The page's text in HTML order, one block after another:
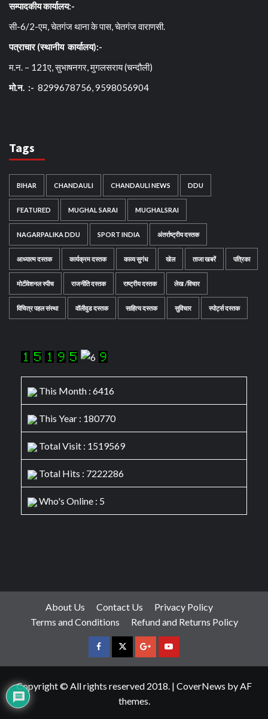
सम्पादकीय कार्यालय:-
सी-6/2-एम, चेतगंज थाना के पास, चेतगंज वाराणसी.
पत्राचार (स्थानीय कार्यालय):-
म.न. – 121ए, सुभाषनगर, मुगलसराय (चन्दौली)
मो.न. :- 8299678756, 9598056904
Tags
BIHAR CHANDAULI CHANDAULI NEWS DDU
FEATURED MUGHAL SARAI MUGHALSRAI
NAGARPALIKA DDU SPORT INDIA अंतर्राष्ट्रीय दस्तक
आध्यात्म दस्तक कार्यक्रम दस्तक काव्य सुगंध खेल ताजा खबरें पत्रिका
मोटीवेशनल स्पीच राजनीति दस्तक राष्ट्रीय दस्तक लेख /विचार
विचित्र पहल संस्था वॉलीवुड दस्तक साहित्य दस्तक सुविचार स्पोर्ट्स दस्तक
This Month : 6416
This Year : 180770
Total Visit : 1519569
Total Hits : 7222286
Who's Online : 5
About Us Contact Us
Privacy Policy
Terms and Conditions
Refund and Returns Policy
facebookTwitterGoogleYouTube
Copyright © All rights reserved 2018. | CoverNews by AF
themes.